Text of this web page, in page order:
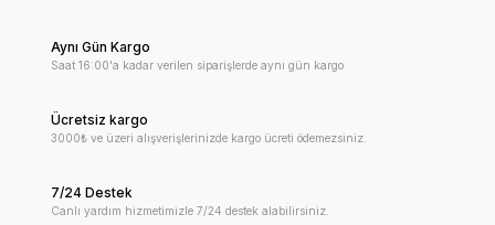
Aynı Gün Kargo
Saat 16:00'a kadar verilen siparişlerde aynı gün kargo
Ücretsiz kargo
3000₺ ve üzeri alışverişlerinizde kargo ücreti ödemezsiniz.
7/24 Destek
Canlı yardım hizmetimizle 7/24 destek alabilirsiniz.